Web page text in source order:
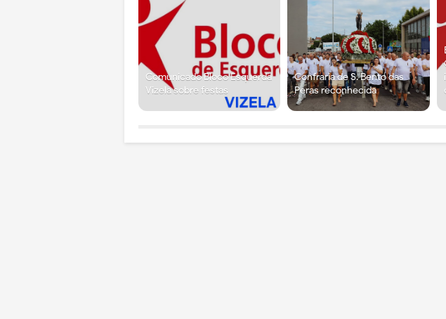
Comunicado Bloco Esquerda
Vizela sobre festas
Confraria de S. Bento das
Peras reconhecida